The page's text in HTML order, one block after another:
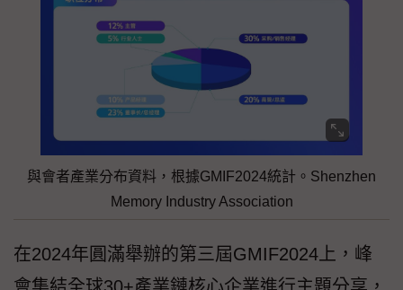
與會者產業分布資料，根據GMIF2024統計。Shenzhen
Memory Industry Association
在2024年圓滿舉辦的第三屆GMIF2024上，峰